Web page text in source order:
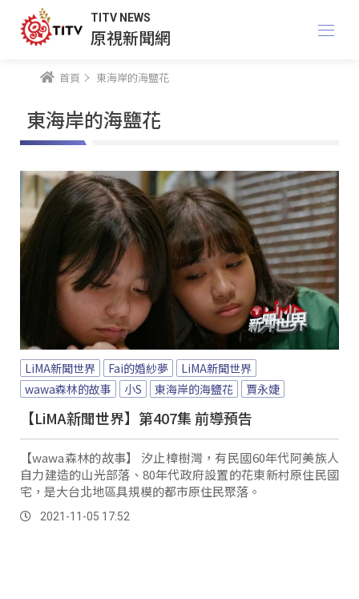
TITV NEWS
原視新聞網
首頁 東海岸的海鹽花
東海岸的海鹽花
LiMA新聞世界 Fai的婚紗夢
LiMA新聞世界
wawa森林的故事
小S 東海岸的海鹽花 賈永婕
【LiMA新聞世界】第407集 前導預告
【wawa森林的故事】 汐止樟樹灣，有民國60年代阿美族人
自力建造的山光部落、80年代政府設置的花東新村原住民國
宅，是大台北地區具規模的都市原住民聚落。
2021-11-05 17:52